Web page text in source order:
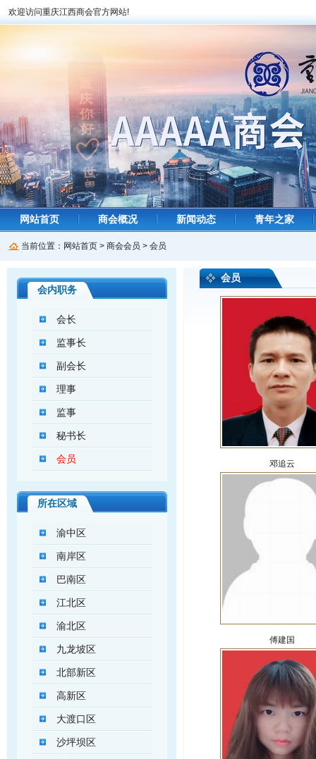
欢迎访问重庆江西商会官方网站!
网站首页 商会概况 新闻动态 青年之家
当前位置： 网站首页 > 商会会员 > 会员
会内职务
会长
监事长
副会长
理事
监事
秘书长
会员
所在区域
渝中区
南岸区
巴南区
江北区
渝北区
九龙坡区
北部新区
高新区
大渡口区
沙坪坝区
会员
邓追云
傅建国